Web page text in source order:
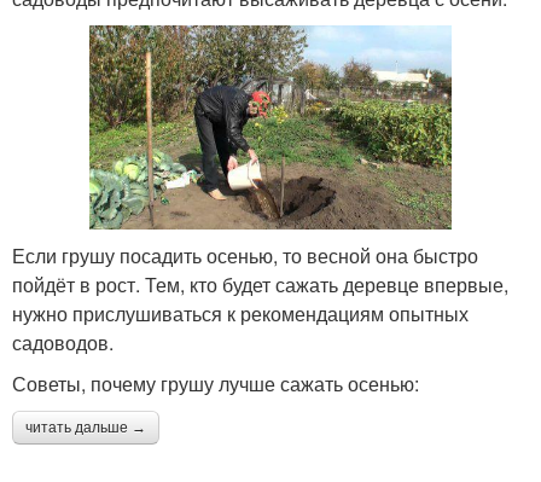
Если грушу посадить осенью, то весной она быстро
пойдёт в рост. Тем, кто будет сажать деревце впервые,
нужно прислушиваться к рекомендациям опытных
садоводов.
Советы, почему грушу лучше сажать осенью:
читать дальше →